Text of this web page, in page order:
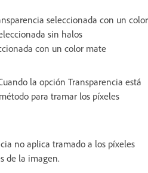
seleccionada con un color
sin halos
con un color mate
la opción Transparencia está
para tramar los píxeles
no aplica tramado a los píxeles
de la imagen.